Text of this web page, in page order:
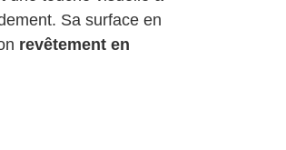
Sa surface en
revêtement en